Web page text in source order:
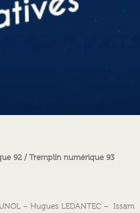
92 / Tremplin numérique 93
– Hugues LEDANTEC – Issam